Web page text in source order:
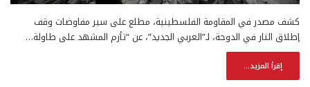
كشف مصدر في المقاومة الفلسطينية، مطلع على سير مفاوضات وقف
إطلاق النار في الدوحة، لـ”العربي الجديد”، عن “تأزم المشهد على طاولة…
إقرأ المزيد...